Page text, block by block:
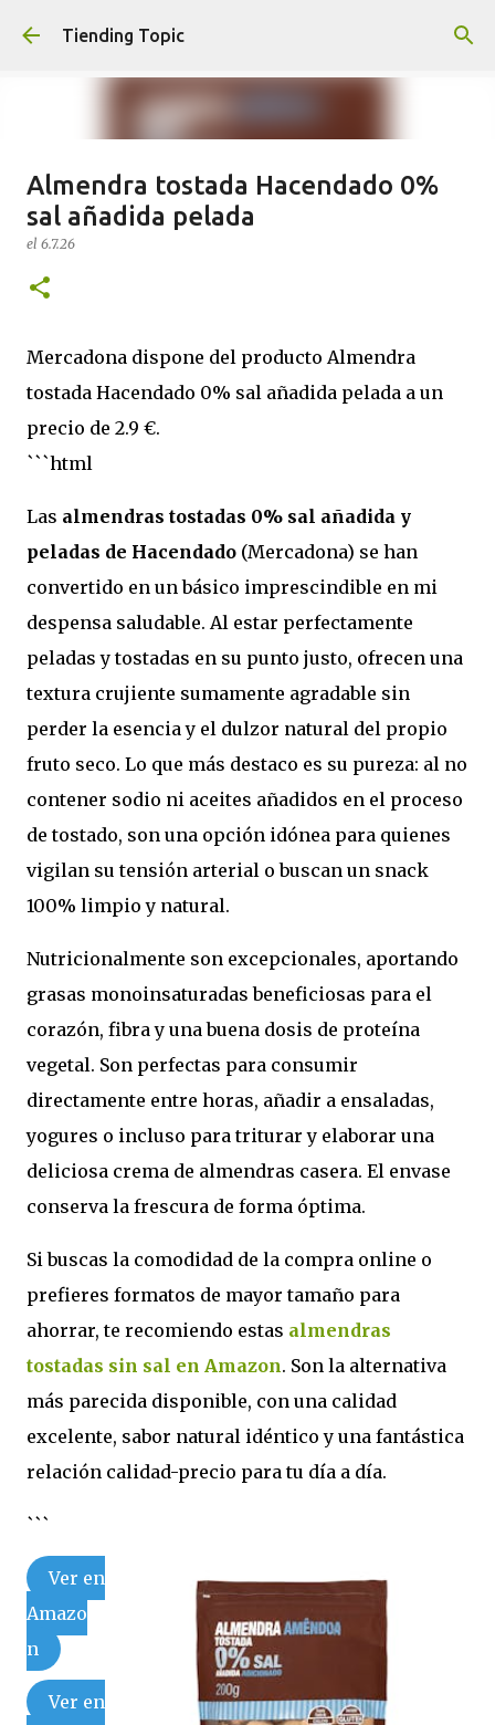
Ir al contenido principal
Tiending Topic
Maquillaje fluido Hydra Deliplus
210 cappuccino (nuevo)
el24.9.25
Almendra tostada Hacendado 0%
sal añadida pelada
el 6.7.26
Mercadona dispone del producto Almendra
tostada Hacendado 0% sal añadida pelada a un
precio de 2.9 €.
```html
Las almendras tostadas 0% sal añadida y
peladas de Hacendado (Mercadona) se han
convertido en un básico imprescindible en mi
despensa saludable. Al estar perfectamente
peladas y tostadas en su punto justo, ofrecen una
textura crujiente sumamente agradable sin
perder la esencia y el dulzor natural del propio
fruto seco. Lo que más destaco es su pureza: al no
contener sodio ni aceites añadidos en el proceso
de tostado, son una opción idónea para quienes
vigilan su tensión arterial o buscan un snack
100% limpio y natural.
Nutricionalmente son excepcionales, aportando
grasas monoinsaturadas beneficiosas para el
corazón, fibra y una buena dosis de proteína
vegetal. Son perfectas para consumir
directamente entre horas, añadir a ensaladas,
yogures o incluso para triturar y elaborar una
deliciosa crema de almendras casera. El envase
conserva la frescura de forma óptima.
Si buscas la comodidad de la compra online o
prefieres formatos de mayor tamaño para
ahorrar, te recomiendo estas almendras
tostadas sin sal en Amazon. Son la alternativa
más parecida disponible, con una calidad
excelente, sabor natural idéntico y una fantástica
relación calidad-precio para tu día a día.
```
Ver en
Amazo
n
Ver en